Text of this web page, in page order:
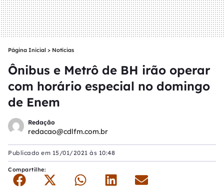
Página Inicial > Notícias
Ônibus e Metrô de BH irão operar
com horário especial no domingo
de Enem
Redação
redacao@cdlfm.com.br
Publicado em 15/01/2021 às 10:48
Compartilhe: